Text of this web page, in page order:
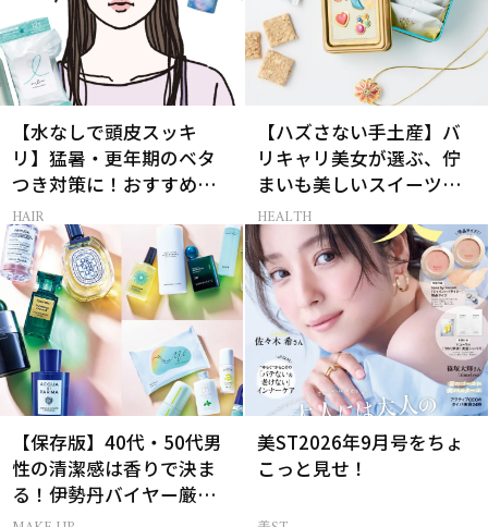
【水なしで頭皮スッキ
リ】猛暑・更年期のベタ
つき対策に！おすすめ最
新ドライシャンプー4選
HAIR
【ハズさない手土産】バ
リキャリ美女が選ぶ、佇
まいも美しいスイーツギ
フト3選
HEALTH
【保存版】40代・50代男
性の清潔感は香りで決ま
る！伊勢丹バイヤー厳選
フレグランス15選
美ST2026年9月号をちょ
こっと見せ！